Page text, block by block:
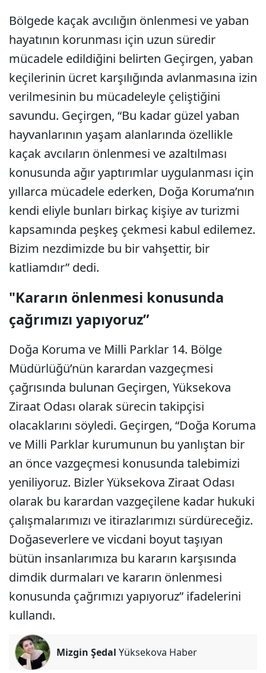
Bölgede kaçak avcılığın önlenmesi ve yaban
hayatının korunması için uzun süredir
mücadele edildiğini belirten Geçirgen, yaban
keçilerinin ücret karşılığında avlanmasına izin
verilmesinin bu mücadeleyle çeliştiğini
savundu. Geçirgen, “Bu kadar güzel yaban
hayvanlarının yaşam alanlarında özellikle
kaçak avcıların önlenmesi ve azaltılması
konusunda ağır yaptırımlar uygulanması için
yıllarca mücadele ederken, Doğa Koruma’nın
kendi eliyle bunları birkaç kişiye av turizmi
kapsamında peşkeş çekmesi kabul edilemez.
Bizim nezdimizde bu bir vahşettir, bir
katliamdır” dedi.
"Kararın önlenmesi konusunda
çağrımızı yapıyoruz”
Doğa Koruma ve Milli Parklar 14. Bölge
Müdürlüğü’nün karardan vazgeçmesi
çağrısında bulunan Geçirgen, Yüksekova
Ziraat Odası olarak sürecin takipçisi
olacaklarını söyledi. Geçirgen, “Doğa Koruma
ve Milli Parklar kurumunun bu yanlıştan bir
an önce vazgeçmesi konusunda talebimizi
yeniliyoruz. Bizler Yüksekova Ziraat Odası
olarak bu karardan vazgeçilene kadar hukuki
çalışmalarımızı ve itirazlarımızı sürdüreceğiz.
Doğaseverlere ve vicdani boyut taşıyan
bütün insanlarımıza bu kararın karşısında
dimdik durmaları ve kararın önlenmesi
konusunda çağrımızı yapıyoruz” ifadelerini
kullandı.
Mizgin Şedal Yüksekova Haber